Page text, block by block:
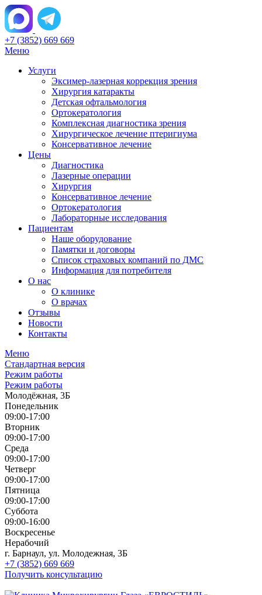
+7 (3852) 669 669
Меню
Услуги
Эксимер-лазерная коррекция зрения
Хирургия катаракты
Детская офтальмология
Ортокератология
Комплексная диагностика зрения
Хирургическое лечение птеригиума
Консервативное лечение
Цены
Диагностика
Лазерные операции
Хирургия
Консервативное лечение
Ортокератология
Лабораторные исследования
Пациентам
Наше оборудование
Памятки и договоры
Список страховых компаний по ДМС
Информация для потребителя
О нас
О клинике
О врачах
Отзывы
Новости
Контакты
Меню
Стандартная версия
Режим работы
Режим работы
Молодёжная, 3Б
Понедельник
09:00-17:00
Вторник
09:00-17:00
Среда
09:00-17:00
Четверг
09:00-17:00
Пятница
09:00-17:00
Суббота
09:00-16:00
Воскресенье
Нерабочий
г. Барнаул, ул. Молодежная, 3Б
+7 (3852) 669 669
Получить консультацию